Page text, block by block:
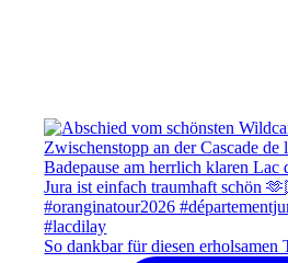
So dankbar für diesen erholsamen